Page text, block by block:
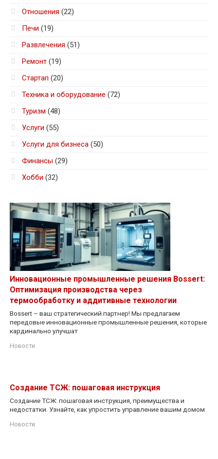
Отношения (22)
Печи (19)
Развлечения (51)
Ремонт (19)
Стартап (20)
Техника и оборудование (72)
Туризм (48)
Услуги (55)
Услуги для бизнеса (50)
Финансы (29)
Хобби (32)
Инновационные промышленные решения Bossert:
Оптимизация производства через
термообработку и аддитивные технологии
Bossert – ваш стратегический партнер! Мы предлагаем
передовые инновационные промышленные решения, которые
кардинально улучшат
Новости
Создание ТСЖ: пошаговая инструкция
Создание ТСЖ: пошаговая инструкция, преимущества и
недостатки. Узнайте, как упростить управление вашим домом
Новости